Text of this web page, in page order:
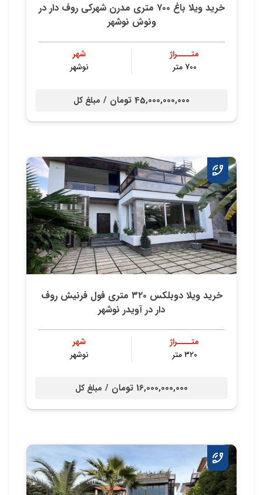
خريد ويلا باغ ٧٠٠ متري مدرن شهركي روف دار در
ونوش نوشهر
متــــراژ
700 متر
شهر
نوشهر
45,000,000,000 تومان / مبلغ کل
خريد ويلا دوبلكس ٣٢٠ متري فول فرنيش روف
دار در آويدر نوشهر
متــــراژ
320 متر
شهر
نوشهر
16,000,000,000 تومان / مبلغ کل